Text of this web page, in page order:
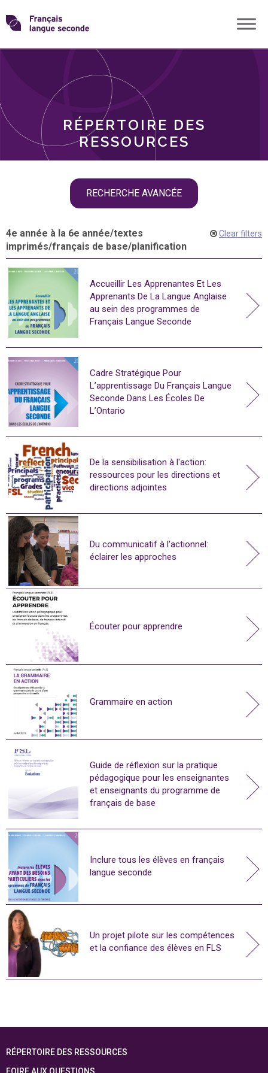
Skip
toTransformons
langue
RÉPERTOIRE DES
RESSOURCES
RECHERCHE AVANCÉE
THÈMES
4e année à la 6e année/textes
imprimés/français de base/planification
Clear filters
Accueillir Les Apprenantes Et Les
Apprenants De La Langue Anglaise
au sein des programmes de
Français Langue Seconde
Cadre Stratégique Pour
L’apprentissage Du Français Langue
Seconde Dans Les Écoles De
L’Ontario
De la sensibilisation à l'action:
ressources pour les directions et
directions adjointes
Du communicatif à l'actionnel:
éclairer les approches
Écouter pour apprendre
Grammaire en action
Guide de réflexion sur la pratique
pédagogique pour les enseignantes
et enseignants du programme de
français de base
Inclure tous les élèves en français
langue seconde
Un projet pilote sur les compétences
et la confiance des élèves en FLS
RÉPERTOIRE DES RESSOURCES